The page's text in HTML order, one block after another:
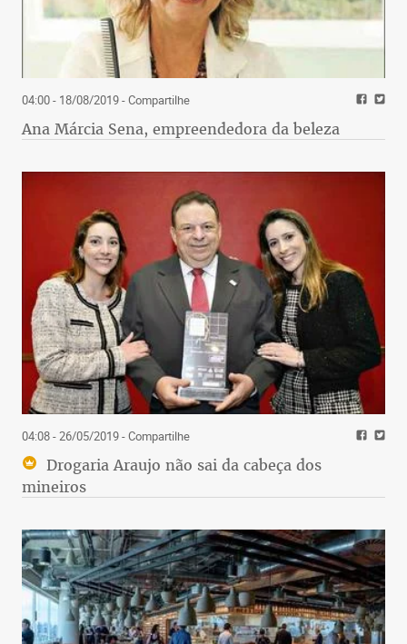
04:00 - 18/08/2019- Compartilhe
Ana Márcia Sena, empreendedora da beleza
04:08 - 26/05/2019- Compartilhe
Drogaria Araujo não sai da cabeça dos
mineiros